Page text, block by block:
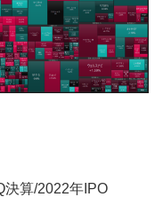
算/2022年IPO